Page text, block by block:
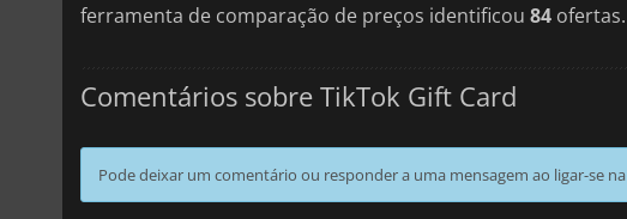
ferramenta de comparação de preços identificou 84 ofertas.
Comentários sobre TikTok Gift Card
Pode deixar um comentário ou responder a uma mensagem ao ligar-se na